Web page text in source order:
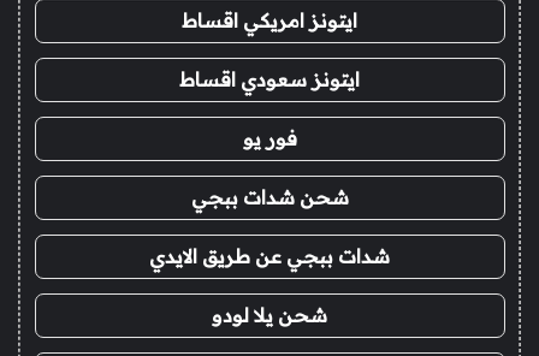
ايتونز امريكي اقساط
ايتونز سعودي اقساط
فور يو
شحن شدات ببجي
شدات ببجي عن طريق الايدي
شحن يلا لودو